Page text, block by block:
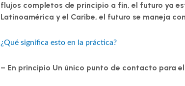
flujos completos de principio a fin, el futuro ya
Latinoamérica y el Caribe, el futuro se maneja
¿Qué significa esto en la práctica?
– En principio Un único punto de contacto para